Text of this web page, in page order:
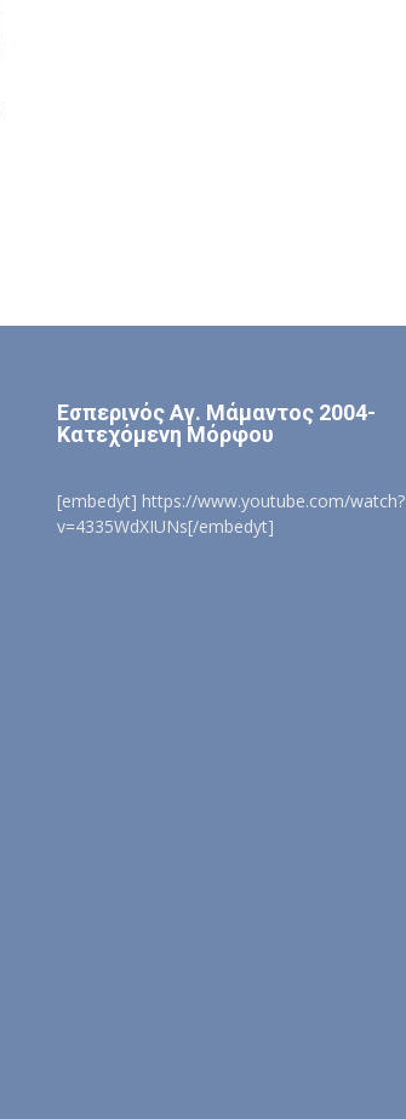
Εσπερινός Αγ. Μάμαντος 2004-
Κατεχόμενη Μόρφου
[embedyt] https://www.youtube.com/watch?
v=4335WdXIUNs[/embedyt]